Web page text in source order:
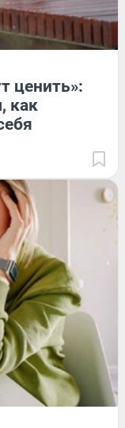
ценить»:
как